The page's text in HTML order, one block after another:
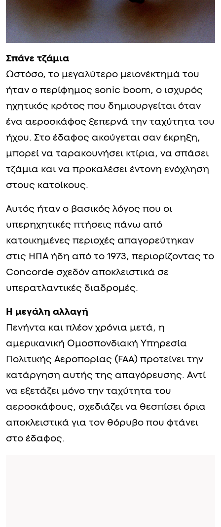
Σπάνε τζάμια
Ωστόσο, το μεγαλύτερο μειονέκτημά του
ήταν ο περίφημος sonic boom, ο ισχυρός
ηχητικός κρότος που δημιουργείται όταν
ένα αεροσκάφος ξεπερνά την ταχύτητα του
ήχου. Στο έδαφος ακούγεται σαν έκρηξη,
μπορεί να ταρακουνήσει κτίρια, να σπάσει
τζάμια και να προκαλέσει έντονη ενόχληση
στους κατοίκους.
Αυτός ήταν ο βασικός λόγος που οι
υπερηχητικές πτήσεις πάνω από
κατοικημένες περιοχές απαγορεύτηκαν
στις ΗΠΑ ήδη από το 1973, περιορίζοντας το
Concorde σχεδόν αποκλειστικά σε
υπερατλαντικές διαδρομές.
Η μεγάλη αλλαγή
Πενήντα και πλέον χρόνια μετά, η
αμερικανική Ομοσπονδιακή Υπηρεσία
Πολιτικής Αεροπορίας (FAA) προτείνει την
κατάργηση αυτής της απαγόρευσης. Αντί
να εξετάζει μόνο την ταχύτητα του
αεροσκάφους, σχεδιάζει να θεσπίσει όρια
αποκλειστικά για τον θόρυβο που φτάνει
στο έδαφος.